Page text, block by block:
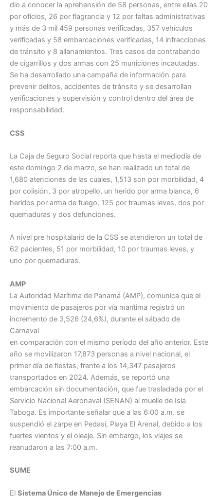
dio a conocer la aprehensión de 58 personas, entre ellas 20
por oficios, 26 por flagrancia y 12 por faltas administrativas
y más de 3 mil 459 personas verificadas, 357 vehículos
verificadas y 58 embarcaciones verificadas, 14 infracciones
de tránsito y 8 allanamientos. Tres casos de contrabando
de cigarrillos y dos armas con 25 municiones incautadas.
Se ha desarrollado una campaña de información para
prevenir delitos, accidentes de tránsito y se desarrollan
verificaciones y supervisión y control dentro del área de
responsabilidad.
CSS
La Caja de Seguro Social reporta que hasta el mediodía de
este domingo 2 de marzo, se han realizado un total de
1,680 atenciones de las cuales, 1,513 son por morbilidad, 4
por colisión, 3 por atropello, un herido por arma blanca, 6
heridos por arma de fuego, 125 por traumas leves, dos por
quemaduras y dos defunciones.
A nivel pre hospitalario de la CSS se atendieron un total de
62 pacientes, 51 por morbilidad, 10 por traumas leves, y
uno por quemaduras.
AMP
La Autoridad Marítima de Panamá (AMP), comunica que el
movimiento de pasajeros por vía marítima registró un
incremento de 3,526 (24,6%), durante el sábado de
Carnaval
en comparación con el mismo período del año anterior. Este
año se movilizaron 17,873 personas a nivel nacional, el
primer día de fiestas, frente a los 14,347 pasajeros
transportados en 2024. Además, se reportó una
embarcación sin documentación, que fue trasladada por el
Servicio Nacional Aeronaval (SENAN) al muelle de Isla
Taboga. Es importante señalar que a las 6:00 a.m. se
suspendió el zarpe en Pedasí, Playa El Arenal, debido a los
fuertes vientos y el oleaje. Sin embargo, los viajes se
reanudaron a las 7:00 a.m.
SUME
El Sistema Único de Manejo de Emergencias